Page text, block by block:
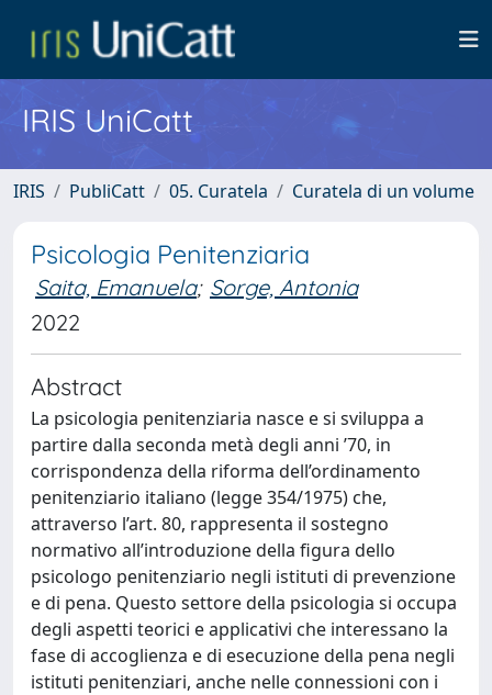
IRIS UniCatt
IRIS PubliCatt 05. Curatela Curatela di un volume
Psicologia Penitenziaria
Saita, Emanuela; Sorge, Antonia
2022
Abstract
La psicologia penitenziaria nasce e si sviluppa a
partire dalla seconda metà degli anni ’70, in
corrispondenza della riforma dell’ordinamento
penitenziario italiano (legge 354/1975) che,
attraverso l’art. 80, rappresenta il sostegno
normativo all’introduzione della figura dello
psicologo penitenziario negli istituti di prevenzione
e di pena. Questo settore della psicologia si occupa
degli aspetti teorici e applicativi che interessano la
fase di accoglienza e di esecuzione della pena negli
istituti penitenziari, anche nelle connessioni con i